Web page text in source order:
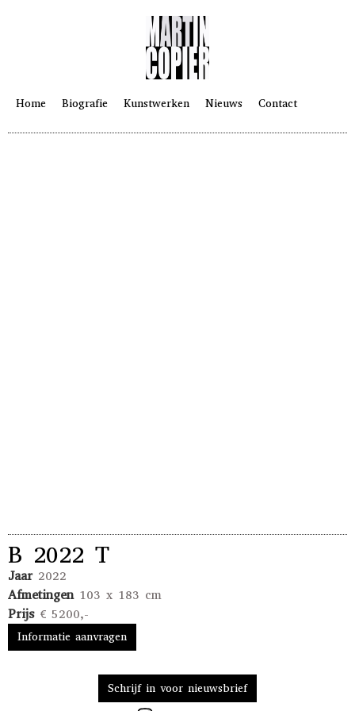
Home Biografie Kunstwerken Nieuws Contact
B 2022 T
Jaar 2022
Afmetingen 103 x 183 cm
Prijs € 5200,-
Informatie aanvragen
Schrijf in voor nieuwsbrief